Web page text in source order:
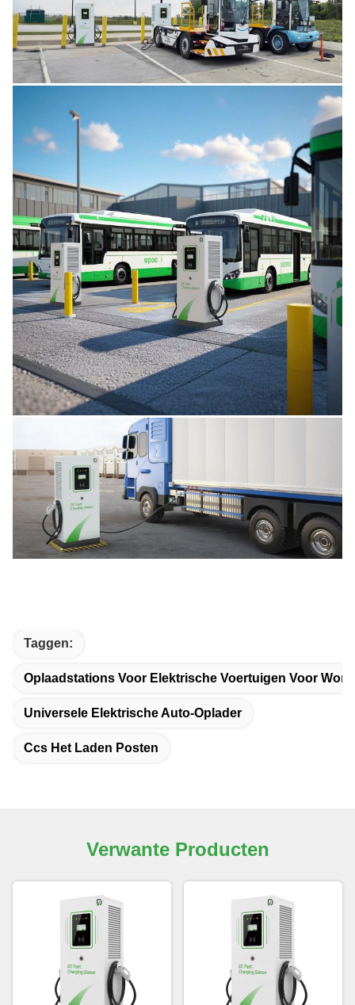
Taggen:
Oplaadstations Voor Elektrische Voertuigen Voor
Universele Elektrische Auto-Oplader
Ccs Het Laden Posten
Verwante Producten